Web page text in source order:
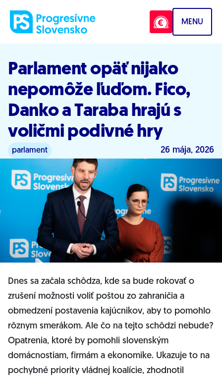
MENU
Parlament opäť nijako
nepomôže ľuďom. Fico,
Danko a Taraba hrajú s
voličmi podivné hry
parlament 26 mája, 2026
Dnes sa začala schôdza, kde sa bude rokovať o
zrušení možnosti voliť poštou zo zahraničia a
obmedzení postavenia kajúcnikov, aby to pomohlo
rôznym smerákom. Ale čo na tejto schôdzi nebude?
Opatrenia, ktoré by pomohli slovenským
domácnostiam, firmám a ekonomike. Ukazuje to na
pochybné priority vládnej koalície, zhodnotil